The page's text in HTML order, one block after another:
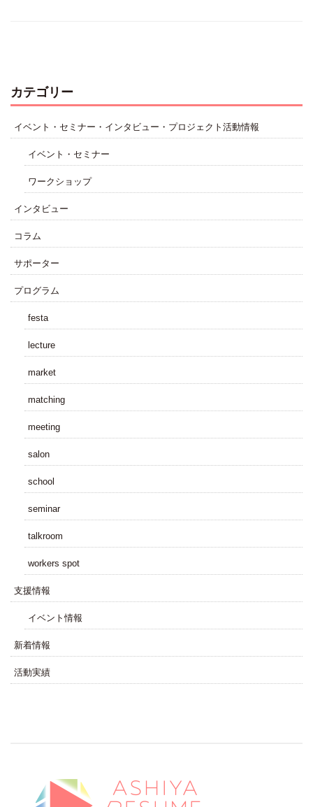
カテゴリー
イベント・セミナー・インタビュー・プロジェクト活動情報
イベント・セミナー
ワークショップ
インタビュー
コラム
サポーター
プログラム
festa
lecture
market
matching
meeting
salon
school
seminar
talkroom
workers spot
⽀援情報
イベント情報
新着情報
活動実績